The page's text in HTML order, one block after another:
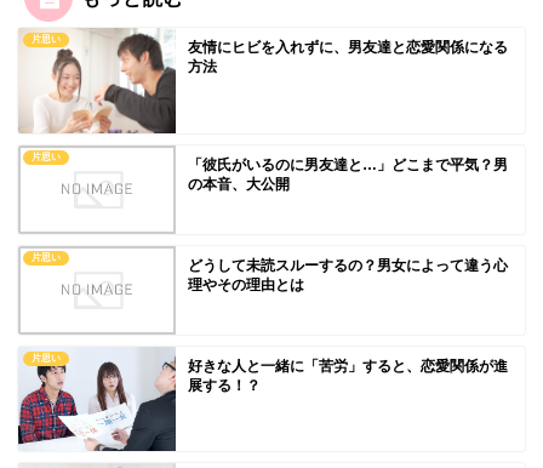
片思い
友情にヒビを入れずに、男友達と恋愛関係になる
方法
片思い
「彼氏がいるのに男友達と…」どこまで平気？男
の本音、大公開
片思い
どうして未読スルーするの？男女によって違う心
理やその理由とは
片思い
好きな人と一緒に「苦労」すると、恋愛関係が進
展する！？